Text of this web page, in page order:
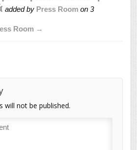
added by Press Room on 3
Room →
will not be published.